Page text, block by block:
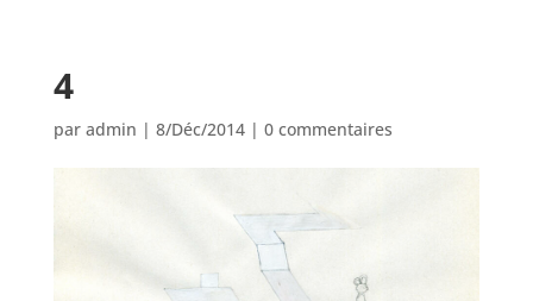
4
par admin | 8/Déc/2014| 0 commentaires